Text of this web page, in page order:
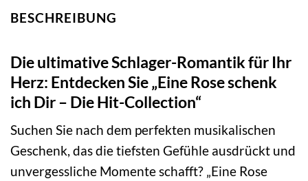
BESCHREIBUNG
Die ultimative Schlager-Romantik für Ihr
Herz: Entdecken Sie „Eine Rose schenk
ich Dir – Die Hit-Collection“
Suchen Sie nach dem perfekten musikalischen
Geschenk, das die tiefsten Gefühle ausdrückt und
unvergessliche Momente schafft? „Eine Rose